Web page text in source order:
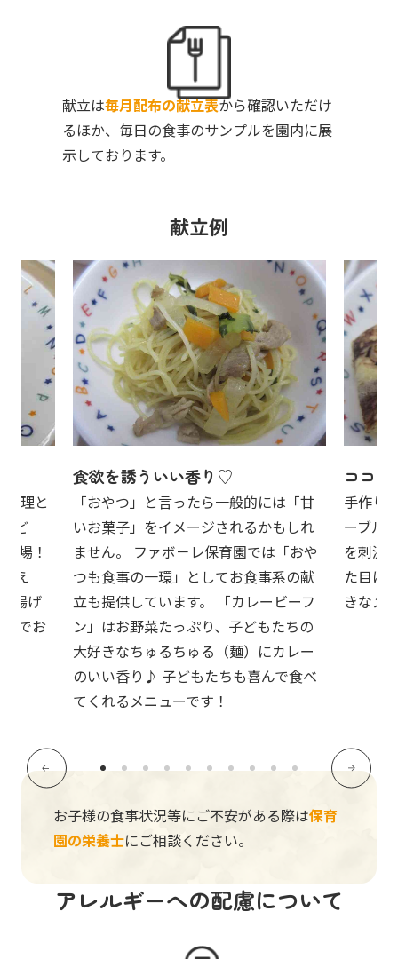
献立は毎月配布の献立表から確認いただけ
るほか、毎日の食事のサンプルを園内に展
示しております。
献立例
理と
ど
場！
え
揚げ
でお
食欲を誘ういい香り♡
「おやつ」と言ったら一般的には「甘
いお菓子」をイメージされるかもしれ
ません。 ファボ－レ保育園では「おや
つも食事の一環」としてお食事系の献
立も提供しています。 「カレービーフ
ン」はお野菜たっぷり、子どもたちの
大好きなちゅるちゅる（麺）にカレー
のいい香り♪ 子どもたちも喜んで食べ
てくれるメニューです！
ココ
手作り
ーブル
を刺激
た目に
きなメ
お子様の食事状況等にご不安がある際は保育
園の栄養士にご相談ください。
アレルギーへの配慮について